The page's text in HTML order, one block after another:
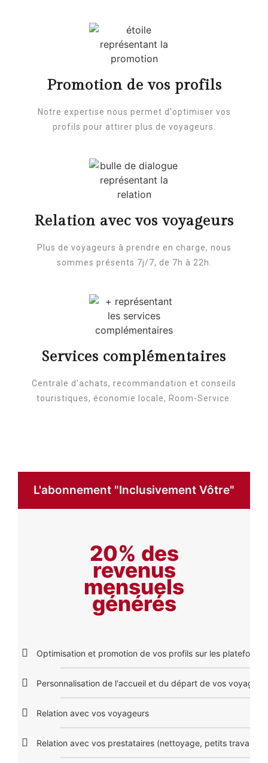
Promotion de vos profils
Notre expertise nous permet d'optimiser vos
profils pour attirer plus de voyageurs.
Relation avec vos voyageurs
Plus de voyageurs à prendre en charge, nous
sommes présents 7j/7, de 7h à 22h.
Services complémentaires
Centrale d'achats, recommandation et conseils
touristiques, économie locale, Room-Service.
L'abonnement "Inclusivement Vôtre"
20% des
revenus
mensuels
générés
Optimisation et promotion de vos profils sur les
Personnalisation de l'accueil et du départ de vos
Relation avec vos voyageurs
Relation avec vos prestataires (nettoyage, petits travaux,